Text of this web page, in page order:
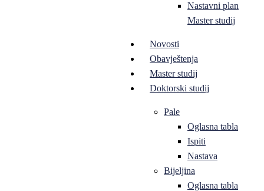
Nastavni plan
Master studij
Novosti
Obavještenja
Master studij
Doktorski studij
Pale
Oglasna tabla
Ispiti
Nastava
Bijeljina
Oglasna tabla